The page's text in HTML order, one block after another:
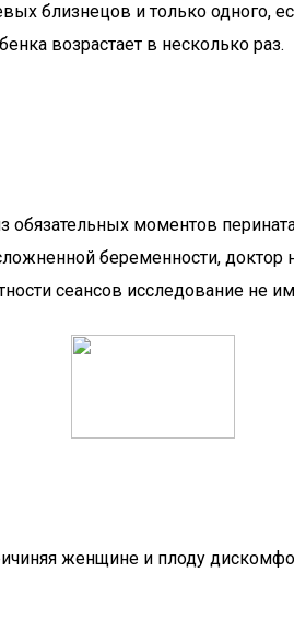
близнецов и только одного,
возрастает в несколько раз.
моментов
беременности,
сеансов исследование не
женщине и плоду